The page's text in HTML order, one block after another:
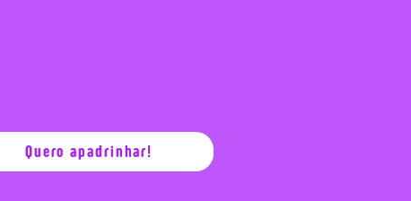
Quero apadrinhar!